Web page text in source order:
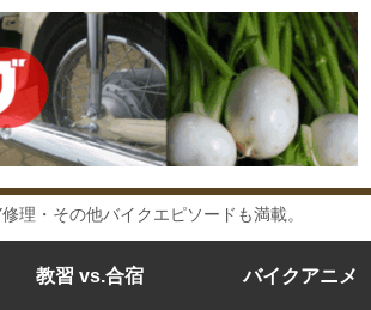
・その他バイクエピソードも満載。
教習 vs.合宿 バイクアニメ